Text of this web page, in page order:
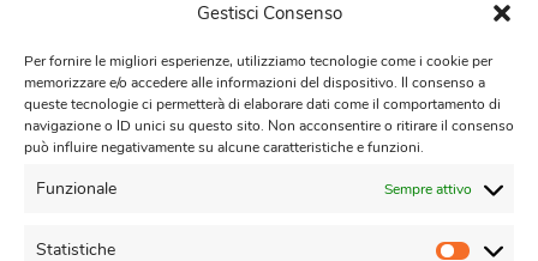
Gestisci Consenso
Per fornire le migliori esperienze, utilizziamo tecnologie come i cookie per
memorizzare e/o accedere alle informazioni del dispositivo. Il consenso a
queste tecnologie ci permetterà di elaborare dati come il comportamento di
navigazione o ID unici su questo sito. Non acconsentire o ritirare il consenso
può influire negativamente su alcune caratteristiche e funzioni.
Funzionale Sempre attivo
Statistiche
Blog
Privacy Policy
Cookie Policy